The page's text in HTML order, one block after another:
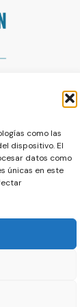
como las
dispositivo. El
datos como
únicas en este